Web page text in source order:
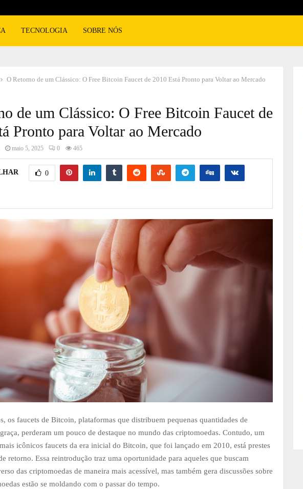
TECNOLOGIA SOBRE NÓS
O Retorno de um Clássico: O Free Bitcoin Faucet de 2010 Está Pronto para Voltar ao Mercado
de um Clássico: O Free Bitcoin Faucet de
Pronto para Voltar ao Mercado
maio 5, 2025 0 465
0
os faucets de Bitcoin, plataformas que distribuem pequenas quantidades de
perderam um pouco de destaque no mundo das criptomoedas. Contudo, um
icônicos faucets da era inicial do Bitcoin, que foi lançado em 2010, está prestes
retorno. Essa reintrodução traz uma oportunidade para aqueles que buscam
das criptomoedas de maneira mais acessível, mas também gera discussões sobre
estão se moldando com o passar do tempo.